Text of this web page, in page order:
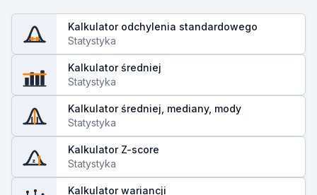
Kalkulator odchylenia standardowego
Statystyka
Kalkulator średniej
Statystyka
Kalkulator średniej, mediany, mody
Statystyka
z
Kalkulator Z-score
Statystyka
Kalkulator wariancji